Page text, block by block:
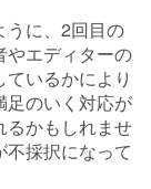
うに、2回目の
やエディターの
いるかにより
足のいく対応が
るかもしれませ
採択になって